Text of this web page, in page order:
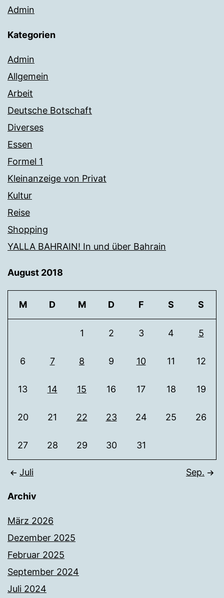
Admin
Kategorien
Admin
Allgemein
Arbeit
Deutsche Botschaft
Diverses
Essen
Formel 1
Kleinanzeige von Privat
Kultur
Reise
Shopping
YALLA BAHRAIN! In und über Bahrain
August 2018
M D M D F S S
1 2 3 4 5
6 7 8 9 10 11 12
13 14 15 16 17 18 19
20 21 22 23 24 25 26
27 28 29 30 31
Juli Sep.
Archiv
März 2026
Dezember 2025
Februar 2025
September 2024
Juli 2024